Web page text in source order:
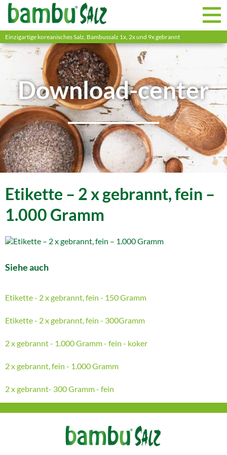
Einzigartige koreanisches Salz, Bambussalz 1x, 2x und 9x gebrannt
Download-center
Etikette – 2 x gebrannt, fein –
1.000 Gramm
Siehe auch
Etikette - 2 x gebrannt, fein - 150 Gramm
Etikette - 2 x gebrannt, fein - 300Gramm
2 x gebrannt - 1.000 Gramm - fein - koker
2 x gebrannt, fein - 1.000 Gramm
2 x gebrannt- 300 Gramm - fein